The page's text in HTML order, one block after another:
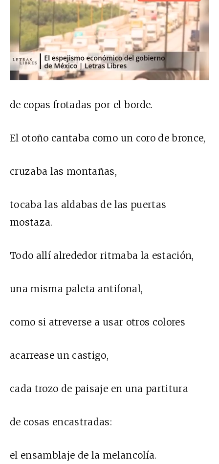
de copas frotadas por el borde.
El otoño cantaba como un coro de bronce,
cruzaba las montañas,
tocaba las aldabas de las puertas
mostaza.
Todo allí alrededor ritmaba la estación,
una misma paleta antifonal,
como si atreverse a usar otros colores
acarrease un castigo,
cada trozo de paisaje en una partitura
de cosas encastradas:
el ensamblaje de la melancolía.